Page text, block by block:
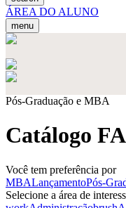
ÁREA DO ALUNO
menu
Pós-Graduação e MBA
Catálogo
Você tem preferência por
MBALançamentoPós-
Selecione a área de